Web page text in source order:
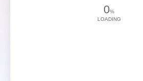
0%
LOADING